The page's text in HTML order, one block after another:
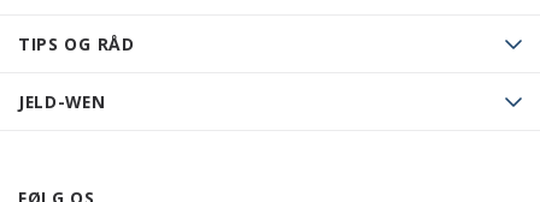
TIPS OG RÅD
JELD-WEN